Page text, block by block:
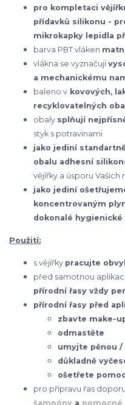
pro kompletaci
přídavků silikonu -
mikrokapky lepidla
barva PBT vláken
vlákna se vyznačují
a mechanickému
baleno v kovových,
recyklovatelných
obaly splňují
styk s potravinami
jako jediní
obalu adhesní
vějířky a úsporu Vašich
jako jediní
koncentrovaným
dokonalé hygienické
Použití:
s vějířky pracujte
před samotnou
přírodní řasy vždy
přírodní řasy před
zbavte make-
odmastěte
umyjte pěnou
důkladně
ošetřete
pro přípravu řas
šampóny a pomocné